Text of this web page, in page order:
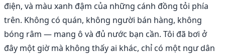
điện, và màu xanh đậm của những cánh đồng tỏi phía
trên. Không có quán, không người bán hàng, không
bóng râm — mang ô và đủ nước bạn cần. Tôi đã bơi ở
đây một giờ mà không thấy ai khác, chỉ có một ngư dân